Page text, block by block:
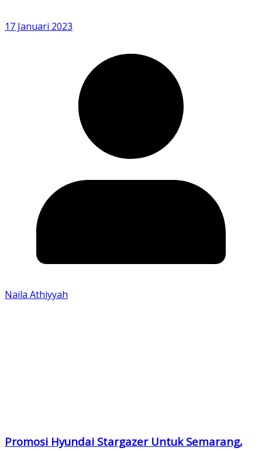
17 Januari 2023
Naila Athiyyah
Promosi Hyundai Stargazer Untuk Semarang,